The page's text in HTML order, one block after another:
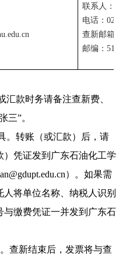
联系人：邱
电话：020-
查新邮箱：
邮编：
汇款时务请备注查新费、
三”。
。转账（或汇款）后，请
凭证发到广东石油化工学
）。如果需
将单位名称、纳税人识别
缴费凭证一并发到广东石
。查新结束后，发票将与查